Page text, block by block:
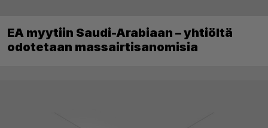
EA myytiin Saudi-Arabiaan – yhtiöltä
odotetaan massairtisanomisia